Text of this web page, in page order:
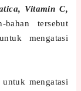
Vitamin C,
bahan tersebut
mengatasi
mengatasi